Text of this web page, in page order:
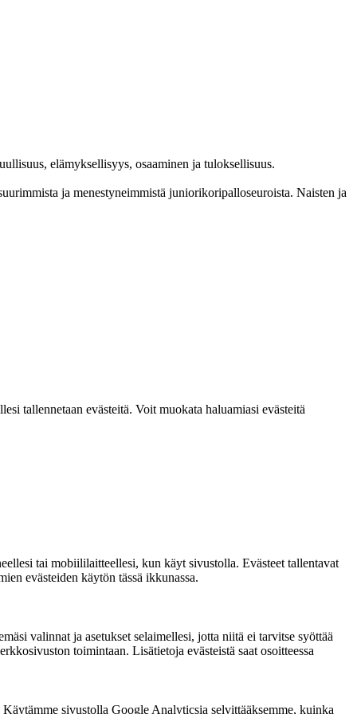
elämyk­sellisyys, osaaminen ja tulok­sellisuus.
ja menes­tyneim­mistä juni­ori­kori­pallo­seuroista. Naisten ja
tallennetaan evästeitä. Voit muokata haluamiasi evästeitä
tai mobiililaitteellesi, kun käyt sivustolla. Evästeet tallentavat
evästeiden käytön tässä ikkunassa.
valinnat ja asetukset selaimellesi, jotta niitä ei tarvitse syöttää
toimintaan. Lisätietoja evästeistä saat osoitteessa
sivustolla Google Analyticsia selvittääksemme, kuinka